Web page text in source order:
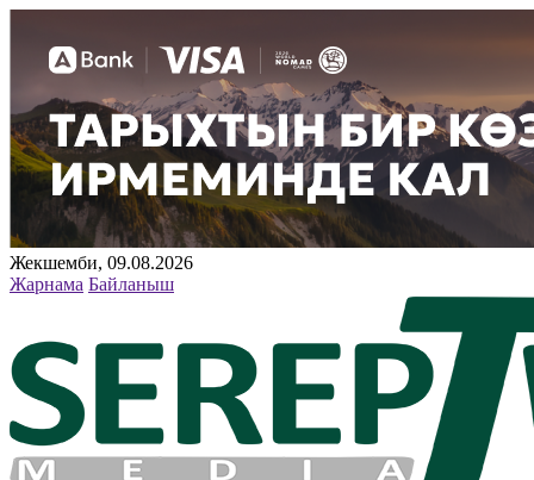
Жекшемби, 09.08.2026
Жарнама Байланыш